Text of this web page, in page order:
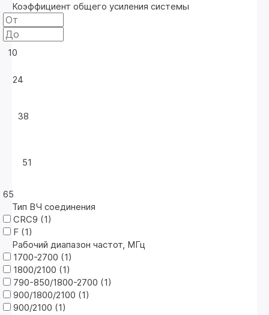
Коэффициент общего усиления системы
10
24
38
51
65
Тип ВЧ соединения
CRC9 (1)
F (1)
Рабочий диапазон частот, МГц
1700-2700 (1)
1800/2100 (1)
790-850/1800-2700 (1)
900/1800/2100 (1)
900/2100 (1)